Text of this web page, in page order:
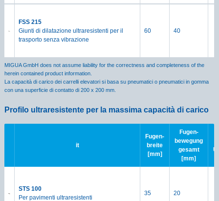
FSS 215
Giunti di dilatazione ultraresistenti per il
trasporto senza vibrazione
60 40
MIGUA GmbH does not assume liability for the correctness and completeness of the
herein contained product information.
La capacità di carico dei carrelli elevatori si basa su pneumatici o pneumatici in gomma
con una superficie di contatto di 200 x 200 mm.
Profilo ultraresistente per la massima capacità di carico
it
Fugen-
breite
[mm]
Fugen-
bewegung
gesamt
[mm]
STS 100
Per pavimenti ultraresistenti
35 20